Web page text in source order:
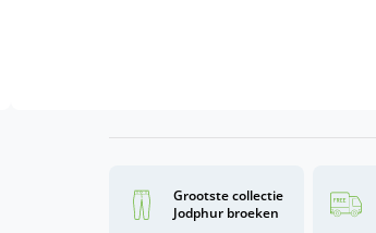
Grootste collectie
Jodphur broeken